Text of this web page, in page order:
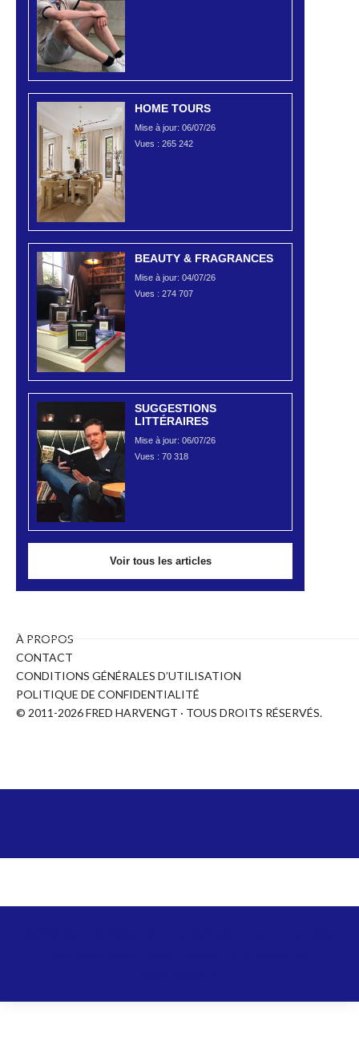
HOME TOURS
Mise à jour: 06/07/26
Vues : 265 242
BEAUTY & FRAGRANCES
Mise à jour: 04/07/26
Vues : 274 707
SUGGESTIONS
LITTÉRAIRES
Mise à jour: 06/07/26
Vues : 70 318
Voir tous les articles
À PROPOS
CONTACT
CONDITIONS GÉNÉRALES D’UTILISATION
POLITIQUE DE CONFIDENTIALITÉ
© 2011-2026 FRED HARVENGT · TOUS DROITS RÉSERVÉS.